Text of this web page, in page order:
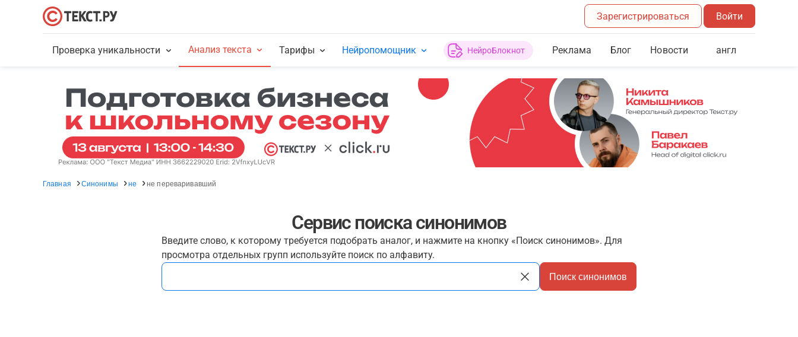
Зарегистрироваться Войти
Проверка уникальности Анализ текста Тарифы Нейропомощник НейроБлокнот Реклама Блог Новости англ
Главная Синонимы не не переваривавший
Сервис поиска синонимов
Введите слово, к которому требуется подобрать аналог, и нажмите на кнопку «Поиск синонимов». Для
просмотра отдельных групп используйте поиск по алфавиту.
Поиск синонимов